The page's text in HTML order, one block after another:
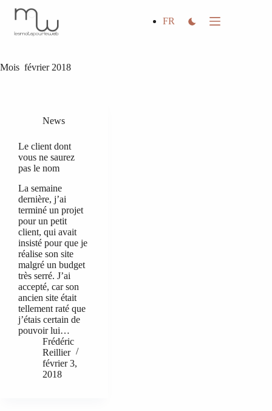
FR
Mois février 2018
News
Le client dont
vous ne saurez
pas le nom
La semaine
dernière, j’ai
terminé un projet
pour un petit
client, qui avait
insisté pour que je
réalise son site
malgré un budget
très serré. J’ai
accepté, car son
ancien site était
tellement raté que
j’étais certain de
pouvoir lui…
Frédéric
Reillier
février 3,
2018